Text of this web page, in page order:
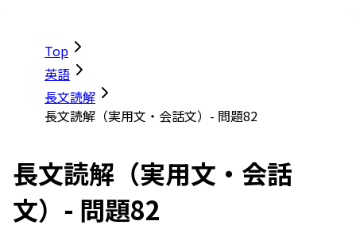
Top
英語
長文読解
長文読解（実用文・会話文）- 問題82
長文読解（実用文・会話
文）- 問題82